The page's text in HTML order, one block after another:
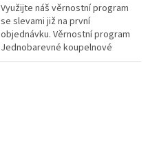
Využijte náš věrnostní program
se slevami již na první
objednávku. Věrnostní program
Jednobarevné koupelnové
předložky s vlasem vysokým